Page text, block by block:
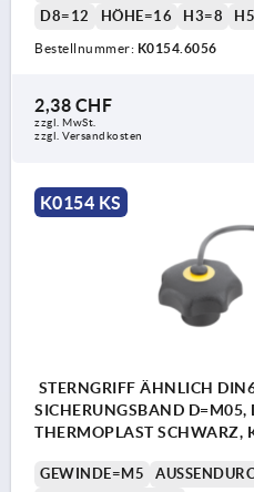
D8=12
HÖHE=16 H3=8
Bestellnummer: K0154.6056
2,38 CHF
zzgl. MwSt.
zzgl. Versandkosten
K0154 KS
STERNGRIFF ÄHNLICH
SICHERUNGSBAND
THERMOPLAST SCHWARZ,
GEWINDE=M5